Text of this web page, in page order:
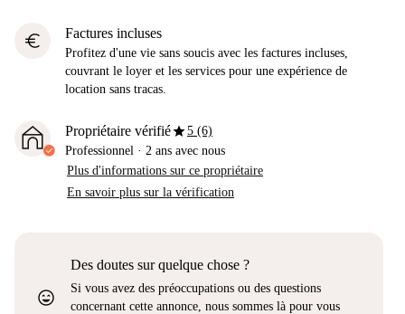
euro Factures incluses
Profitez d'une vie sans soucis avec les factures incluses,
couvrant le loyer et les services pour une expérience de
location sans tracas.
Propriétaire vérifiéstar5 (6)
Professionnel · 2 ans avec nous
Plus d'informations sur ce propriétaire
En savoir plus sur la vérification
sentiment_very_satisfied
Des doutes sur quelque chose ?
Si vous avez des préoccupations ou des questions
concernant cette annonce, nous sommes là pour vous